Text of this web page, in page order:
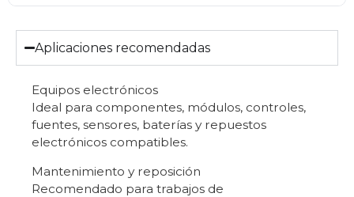
Aplicaciones recomendadas
Equipos electrónicos
Ideal para componentes, módulos, controles,
fuentes, sensores, baterías y repuestos
electrónicos compatibles.
Mantenimiento y reposición
Recomendado para trabajos de